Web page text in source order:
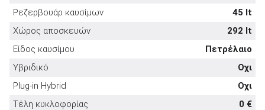
Καινούρια
Ρεζερβουάρ καυσίμων
45 lt
Χώρος αποσκευών
292 lt
Είδος καυσίμου
Πετρέλαιο
Υβριδικό
Οχι
Plug-in Hybrid
Οχι
Τέλη κυκλοφορίας
0 €